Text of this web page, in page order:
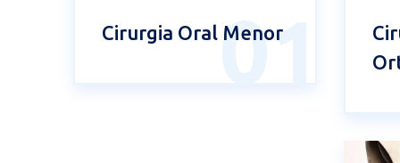
01
Cirurgia Oral Menor